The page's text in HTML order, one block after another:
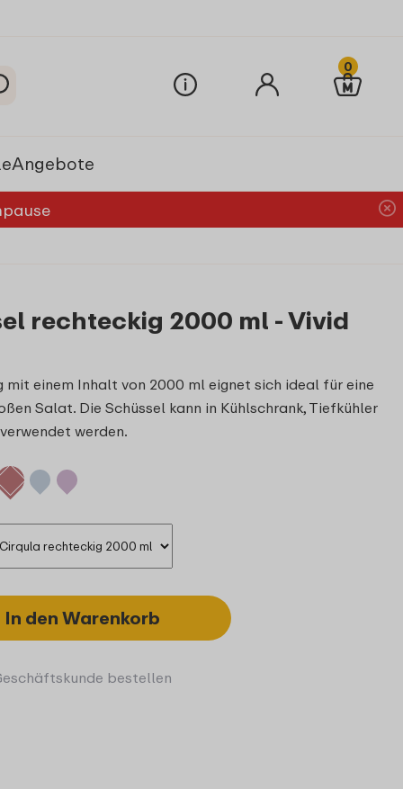
0
Angebote
rechteckig 2000 ml - Vivid
einem Inhalt von 2000 ml eignet sich ideal für eine
Salat. Die Schüssel kann in Kühlschrank, Tiefkühler
werden.
In den Warenkorb
bestellen